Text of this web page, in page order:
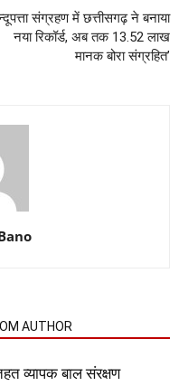
संग्रहण में छत्तीसगढ़ ने बनाया
नया रिकॉर्ड, अब तक 13.52 लाख
मानक बोरा संग्रहित’
AUTHOR
व्यापक बाल संरक्षण